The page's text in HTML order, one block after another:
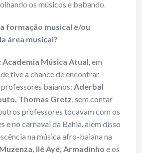
os músicos e babando.
formação musical e/ou
área musical?
Academia Música Atual, em
tive a chance de encontrar
baianos: Aderbal
Thomas Gretz, sem contar
professores tocavam com os
e no carnaval da Bahia. além disso
na música afro-baiana na
Ilê Ayê, Armadinho e os